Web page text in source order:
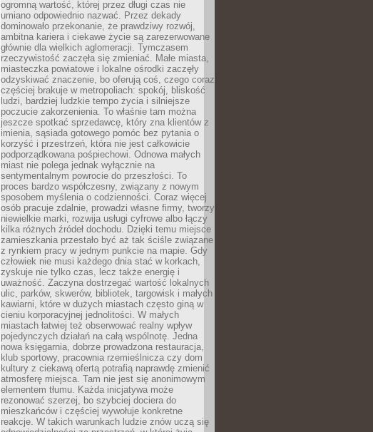
ogromną wartość, której przez długi czas nie
umiano odpowiednio nazwać. Przez dekady
dominowało przekonanie, że prawdziwy rozwój,
ambitna kariera i ciekawe życie są zarezerwowane
głównie dla wielkich aglomeracji. Tymczasem
rzeczywistość zaczęła się zmieniać. Małe miasta,
miasteczka powiatowe i lokalne ośrodki zaczęły
odzyskiwać znaczenie, bo oferują coś, czego coraz
częściej brakuje w metropoliach: spokój, bliskość
ludzi, bardziej ludzkie tempo życia i silniejsze
poczucie zakorzenienia. To właśnie tam można
jeszcze spotkać sprzedawcę, który zna klientów z
imienia, sąsiada gotowego pomóc bez pytania o
korzyść i przestrzeń, która nie jest całkowicie
podporządkowana pośpiechowi. Odnowa małych
miast nie polega jednak wyłącznie na
sentymentalnym powrocie do przeszłości. To
proces bardzo współczesny, związany z nowym
sposobem myślenia o codzienności. Coraz więcej
osób pracuje zdalnie, prowadzi własne firmy, tworzy
niewielkie marki, rozwija usługi cyfrowe albo łączy
kilka różnych źródeł dochodu. Dzięki temu miejsce
zamieszkania przestało być aż tak ściśle związane
z rynkiem pracy w jednym punkcie na mapie. Gdy
człowiek nie musi każdego dnia stać w korkach,
zyskuje nie tylko czas, lecz także energię i
uważność. Zaczyna dostrzegać wartość lokalnych
ulic, parków, skwerów, bibliotek, targowisk i małych
kawiarni, które w dużych miastach często giną w
cieniu korporacyjnej jednolitości. W małych
miastach łatwiej też obserwować realny wpływ
pojedynczych działań na całą wspólnotę. Jedna
nowa księgarnia, dobrze prowadzona restauracja,
klub sportowy, pracownia rzemieślnicza czy dom
kultury z ciekawą ofertą potrafią naprawdę zmienić
atmosferę miejsca. Tam nie jest się anonimowym
elementem tłumu. Każda inicjatywa może
rezonować szerzej, bo szybciej dociera do
mieszkańców i częściej wywołuje konkretne
reakcje. W takich warunkach ludzie znów uczą się